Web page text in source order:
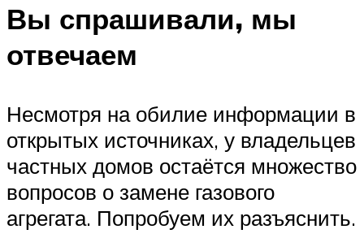
Вы спрашивали, мы
отвечаем
Несмотря на обилие информации в
открытых источниках, у владельцев
частных домов остаётся множество
вопросов о замене газового
агрегата. Попробуем их разъяснить.